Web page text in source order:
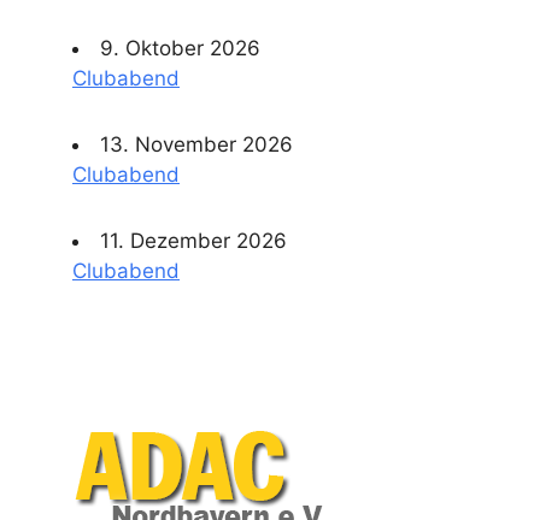
9. Oktober 2026
Clubabend
13. November 2026
Clubabend
11. Dezember 2026
Clubabend